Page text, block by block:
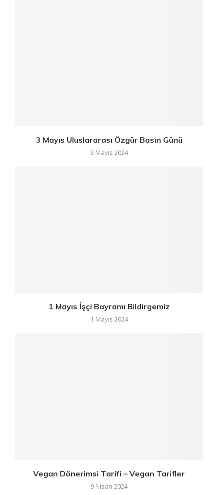
3 Mayıs Uluslararası Özgür Basın Günü
3 Mayıs 2024
1 Mayıs İşçi Bayramı Bildirgemiz
1 Mayıs 2024
Vegan Dönerimsi Tarifi – Vegan Tarifler
9 Nisan 2024